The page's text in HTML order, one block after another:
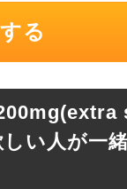
る
い人が一